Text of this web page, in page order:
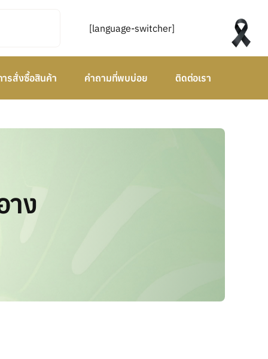
[language-switcher]
ารสั่งซื้อสินค้า คำถามที่พบบ่อย ติดต่อเรา
าง